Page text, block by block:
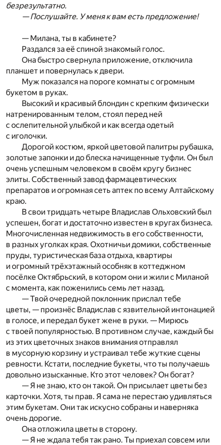
безрезультатно.
— Послушайте. У меня к вам есть предложение!
— Милана, ты в кабинете?
Раздался за её спиной знакомый голос.
Она быстро свернула приложение, отключила
планшет и повернулась к двери.
Муж показался на пороге комнаты с огромным
букетом в руках.
Высокий и красивый блондин с крепким физически
натренированным телом, стоял перед ней
с ослепительной улыбкой и как всегда одетый
с иголочки.
Дорогой костюм, яркой цветовой палитры рубашка,
золотые запонки и до блеска начищенные туфли. Он был
очень успешным человеком в своём кругу бизнес
элиты. Собственный завод фармацевтических
препаратов и огромная сеть аптек по всему Алтайскому
краю.
В свои тридцать четыре Владислав Ольховский был
успешен, богат и достаточно известен в кругах бизнеса.
Многочисленная недвижимость в его собственности,
в разных уголках края. Охотничьи домики, собственные
пруды, туристическая база отдыха, квартиры
и огромный трёхэтажный особняк в коттеджном
посёлке Октябрьский, в котором они и жили с Миланой
с момента, как поженились семь лет назад.
— Твой очередной поклонник прислал тебе
цветы, — произнёс Владислав с язвительной интонацией
в голосе, и передал букет жене в руки. — Мирюсь
с твоей популярностью. В противном случае, каждый бы
из этих цветочных знаков внимания отправлял
в мусорную корзину и устраивал тебе жуткие сцены
ревности. Кстати, последние букеты, что ты получаешь
довольно изысканные. Кто этот человек? Он богат?
— Я не знаю, кто он такой. Он присылает цветы без
карточки. Хотя, ты прав. Я сама не перестаю удивляться
этим букетам. Они так искусно собраны и наверняка
очень дорогие.
Она отложила цветы в сторону.
— Я не ждала тебя так рано. Ты приехал совсем или